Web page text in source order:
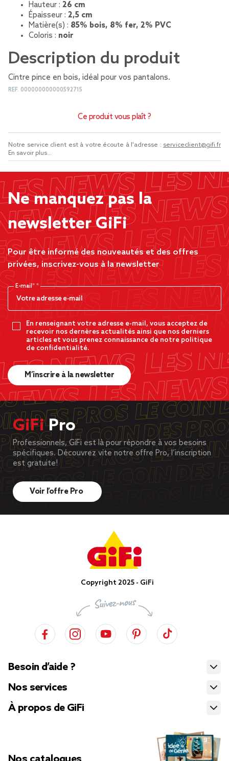
Hauteur : 26 cm
Épaisseur : 2,5 cm
Matière(s) : 85% bois, 8% fer, 2% PVC
Coloris : noir
Description du produit
Cintre pince en bois, idéal pour vos pantalons.
REF. 000000000000592715
Ce produit vous plaît ?
Notre service client est à votre écoute à l'adresse : serviceclient@gifi.fr
En savoir plus...
Ne manquez pas la
newsletter GiFi
Pour être informé des nouveautés et des offres
privées, inscrivez-vous à la newsletter
E-mail*
En renseignant votre adresse e-mail, vous acceptez de
recevoir nos dernères actualités ainsi que nos derniers
articles et vous prenez connaissance de notre politique
de confidentialité.
M’inscrire à la newsletter
GiFiPro
Professionnels, GiFi est là pour répondre à vos besoins
spécifiques. Découvrez vite notre offre Pro, l’inscription
est gratuite!
Voir l’offre Pro
Copyright 2025 - GiFi
Besoin d’aide ?
Nos services
À propos de GiFi